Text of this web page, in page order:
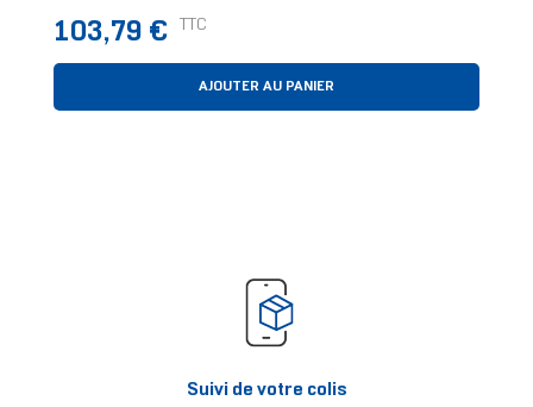
Prix
103,79 € TTC
AJOUTER AU PANIER
Suivi de votre colis